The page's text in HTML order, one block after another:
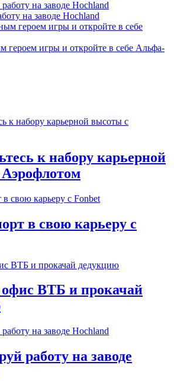
на заводе Hochland
героем игры и откройте в себе Альфа-
к набору карьерной
в свою карьеру с
офис ВТБ и прокачай
работу на заводе